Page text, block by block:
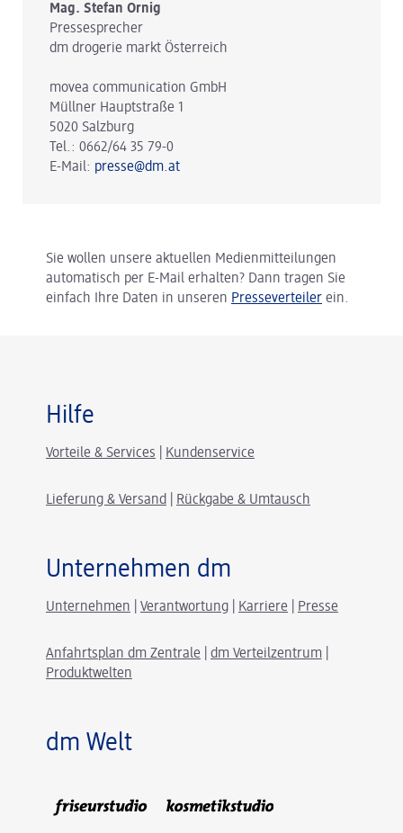
Mag. Stefan Ornig
Pressesprecher
dm drogerie markt Österreich
movea communication GmbH
Müllner Hauptstraße 1
5020 Salzburg
Tel.: 0662/64 35 79-0
E-Mail: presse@dm.at
Sie wollen unsere aktuellen Medienmitteilungen
automatisch per E-Mail erhalten? Dann tragen Sie
einfach Ihre Daten in unseren Presseverteiler ein.
Hilfe
Vorteile & Services Kundenservice
Lieferung & Versand Rückgabe & Umtausch
Unternehmen dm
Unternehmen Verantwortung Karriere Presse
Anfahrtsplan dm Zentrale dm Verteilzentrum
Produktwelten
dm Welt